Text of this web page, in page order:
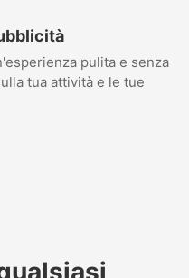
pulita e senza
tua attività e le tue